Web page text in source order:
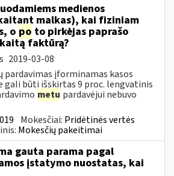
medienos
malkas), kai fiziniam
o po to pirkėjas paprašo
faktūrą?
2019-03-08
pardavimas įforminamas kasos
gali būti išskirtas 9 proc. lengvatinis
metu pardavėjui nebuvo
Mokesčiai: Pridėtinės vertės
Mokesčių pakeitimai
gauta parama pagal
įstatymo nuostatas, kai